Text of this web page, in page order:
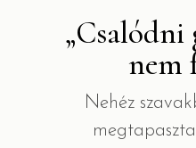
nem
Nehéz